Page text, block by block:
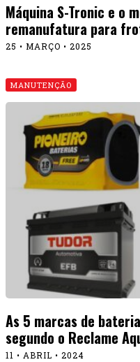
Máquina S-Tronic e o
remanufatura para
25 • MARÇO • 2025
MANUTENÇÃO
As 5 marcas de
segundo o Reclame
11 • ABRIL • 2024